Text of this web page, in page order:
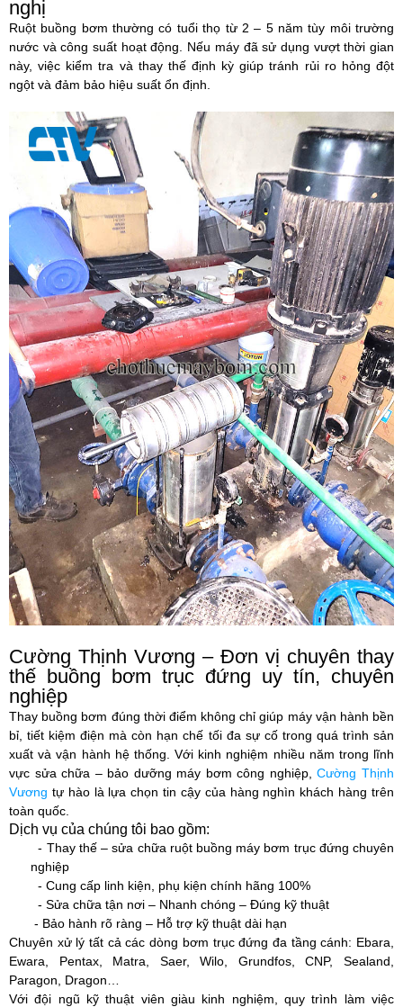
nghị
Ruột buồng bơm thường có tuổi thọ từ 2 – 5 năm tùy môi trường
nước và công suất hoạt động. Nếu máy đã sử dụng vượt thời gian
này, việc kiểm tra và thay thế định kỳ giúp tránh rủi ro hỏng đột
ngột và đảm bảo hiệu suất ổn định.
Cường Thịnh Vương – Đơn vị chuyên thay
thế buồng bơm trục đứng uy tín, chuyên
nghiệp
Thay buồng bơm đúng thời điểm không chỉ giúp máy vận hành bền
bỉ, tiết kiệm điện mà còn hạn chế tối đa sự cố trong quá trình sản
xuất và vận hành hệ thống. Với kinh nghiệm nhiều năm trong lĩnh
vực sửa chữa – bảo dưỡng máy bơm công nghiệp,Cường Thịnh
Vương tự hào là lựa chọn tin cậy của hàng nghìn khách hàng trên
toàn quốc.
Dịch vụ của chúng tôi bao gồm:
- Thay thế – sửa chữa ruột buồng máy bơm trục đứng chuyên
nghiệp
- Cung cấp linh kiện, phụ kiện chính hãng 100%
- Sửa chữa tận nơi – Nhanh chóng – Đúng kỹ thuật
- Bảo hành rõ ràng – Hỗ trợ kỹ thuật dài hạn
Chuyên xử lý tất cả các dòng bơm trục đứng đa tầng cánh: Ebara,
Ewara, Pentax, Matra, Saer, Wilo, Grundfos, CNP, Sealand,
Paragon, Dragon…
Với đội ngũ kỹ thuật viên giàu kinh nghiệm, quy trình làm việc